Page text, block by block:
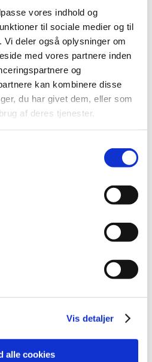
vores indhold og
til sociale medier og til
deler også oplysninger om
med vores partnere inden
og
kan kombinere disse
du har givet dem, eller som
af deres tjenester.
Vis detaljer
alle cookies